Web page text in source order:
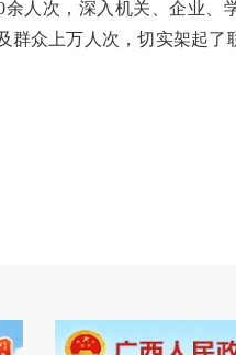
人次，深入机关、企业、
群众上万人次，切实架起了